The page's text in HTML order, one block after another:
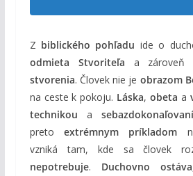
Z biblického pohľadu ide o
odmieta Stvoriteľa a zároveň
stvorenia. Človek nie je obrazom
na ceste k pokoju. Láska, obeta a
technikou a
pretoextrémnym príkladom
vzniká tam, kde sa človek
nepotrebuje. Duchovno ostáva